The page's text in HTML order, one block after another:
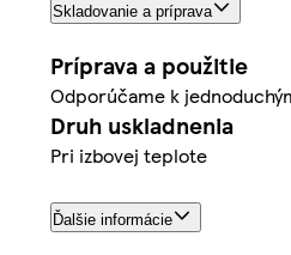
Skladovanie a príprava
Príprava a použitie
Odporúčame k
Druh uskladnenia
Pri izbovej teplote
Ďalšie informácie